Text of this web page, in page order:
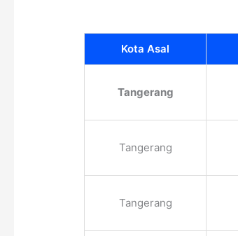
Kota Asal
Tangerang
Tangerang
Tangerang